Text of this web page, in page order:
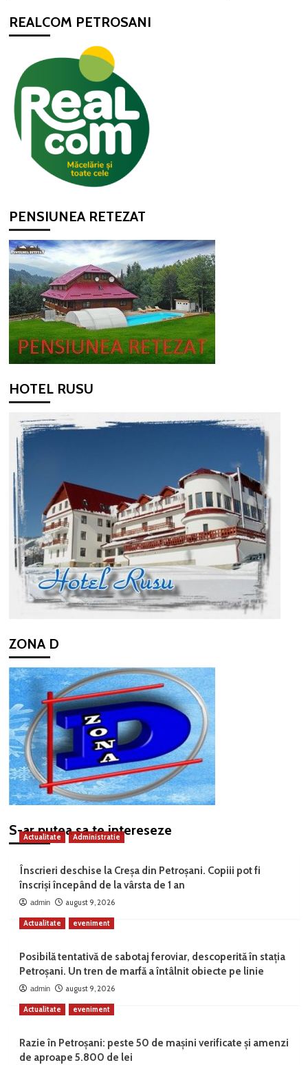
REALCOM PETROSANI
PENSIUNEA RETEZAT
HOTEL RUSU
ZONA D
S-ar putea sa te intereseze
Actualitate Administratie
Înscrieri deschise la Creșa din Petroșani. Copiii pot fi
înscriși începând de la vârsta de 1 an
admin august 9, 2026
Actualitate eveniment
Posibilă tentativă de sabotaj feroviar, descoperită în stația
Petroșani. Un tren de marfă a întâlnit obiecte pe linie
admin august 9, 2026
Actualitate eveniment
Razie în Petroșani: peste 50 de mașini verificate și amenzi
de aproape 5.800 de lei